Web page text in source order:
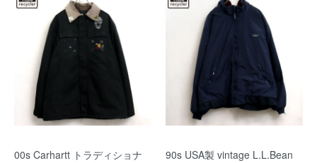
00s Carhartt トラディショナ
90s USA製 vintage L.L.Bean